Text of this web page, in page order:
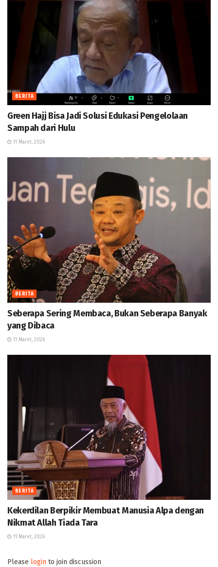
BERITA
Green Hajj Bisa Jadi Solusi Edukasi Pengelolaan
Sampah dari Hulu
11 Maret, 2026
BERITA
Seberapa Sering Membaca, Bukan Seberapa Banyak
yang Dibaca
11 Maret, 2026
BERITA
Kekerdilan Berpikir Membuat Manusia Alpa dengan
Nikmat Allah Tiada Tara
11 Maret, 2026
Please login to join discussion